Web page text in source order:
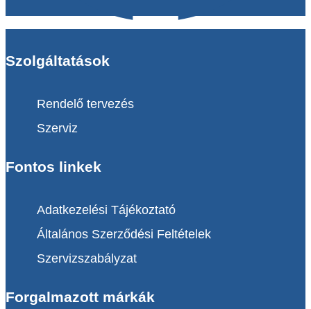
Szolgáltatások
Rendelő tervezés
Szerviz
Fontos linkek
Adatkezelési Tájékoztató
Általános Szerződési Feltételek
Szervizszabályzat
Forgalmazott márkák